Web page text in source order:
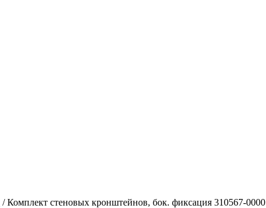
/ Комплект стеновых кронштейнов, бок. фиксация 310567-0000